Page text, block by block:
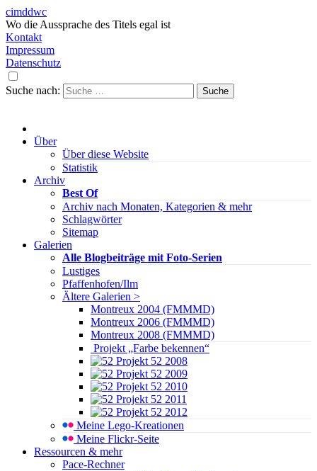
cimddwc
Wo die Aussprache des Titels egal ist
Kontakt
Impressum
Datenschutz
Suche nach:
Über
Über diese Website
Statistik
Archiv
Best Of
Archiv nach Monaten, Kategorien & mehr
Schlagwörter
Sitemap
Galerien
Alle Blogbeiträge mit Foto-Serien
Lustiges
Pfaffenhofen/Ilm
Ältere Galerien >
Montreux 2004 (FMMMD)
Montreux 2006 (FMMMD)
Montreux 2008 (FMMMD)
Projekt „Farbe bekennen“
Projekt 52 2008
Projekt 52 2009
Projekt 52 2010
Projekt 52 2011
Projekt 52 2012
Meine Lego-Kreationen
Meine Flickr-Seite
Ressourcen & mehr
Pace-Rechner